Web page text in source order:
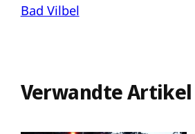
Bad Vilbel
Verwandte Artikel